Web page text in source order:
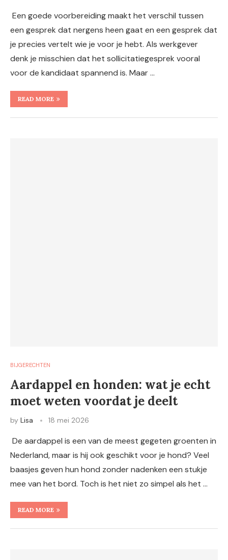
Een goede voorbereiding maakt het verschil tussen
een gesprek dat nergens heen gaat en een gesprek dat
je precies vertelt wie je voor je hebt. Als werkgever
denk je misschien dat het sollicitatiegesprek vooral
voor de kandidaat spannend is. Maar …
READ MORE
BIJGERECHTEN
Aardappel en honden: wat je echt
moet weten voordat je deelt
by Lisa 18 mei 2026
De aardappel is een van de meest gegeten groenten in
Nederland, maar is hij ook geschikt voor je hond? Veel
baasjes geven hun hond zonder nadenken een stukje
mee van het bord. Toch is het niet zo simpel als het …
READ MORE